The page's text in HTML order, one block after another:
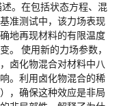
。在包括状态方程、混
准测试中，该力场表现
地再现材料的有限温度
。 使用新的力场参数，
卤化物混合对材料中八
。利用卤化物混合的稀
，确保这种效应是非局